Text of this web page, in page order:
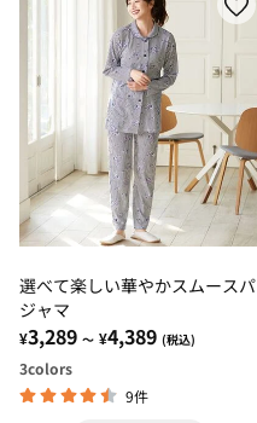
選べて楽しい華やかスムースパ
ジャマ
¥3,289 ～ ¥4,389 (税込)
3colors
9件